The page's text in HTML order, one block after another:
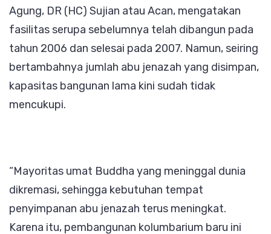
Agung, DR (HC) Sujian atau Acan, mengatakan
fasilitas serupa sebelumnya telah dibangun pada
tahun 2006 dan selesai pada 2007. Namun, seiring
bertambahnya jumlah abu jenazah yang disimpan,
kapasitas bangunan lama kini sudah tidak
mencukupi.
“Mayoritas umat Buddha yang meninggal dunia
dikremasi, sehingga kebutuhan tempat
penyimpanan abu jenazah terus meningkat.
Karena itu, pembangunan kolumbarium baru ini